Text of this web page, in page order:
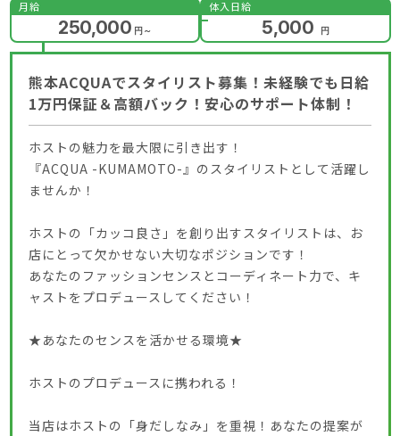
月給
250,000 円～
体入日給
5,000 円
熊本ACQUAでスタイリスト募集！未経験でも日給
1万円保証＆高額バック！安心のサポート体制！
ホストの魅力を最大限に引き出す！
『ACQUA -KUMAMOTO-』のスタイリストとして活躍し
ませんか！
ホストの「カッコ良さ」を創り出すスタイリストは、お
店にとって欠かせない大切なポジションです！
あなたのファッションセンスとコーディネート力で、キ
ャストをプロデュースしてください！
★あなたのセンスを活かせる環境★
ホストのプロデュースに携われる！
当店はホストの「身だしなみ」を重視！あなたの提案が